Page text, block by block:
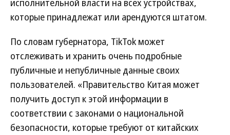
исполнительной власти на всех устройствах,
которые принадлежат или арендуются штатом.
По словам губернатора, TikTok может
отслеживать и хранить очень подробные
публичные и непубличные данные своих
пользователей. «Правительство Китая может
получить доступ к этой информации в
соответствии с законами о национальной
безопасности, которые требуют от китайских